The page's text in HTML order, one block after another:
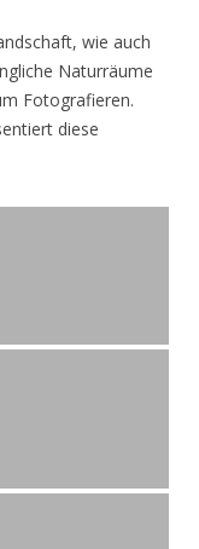
wie auch
Naturräume
Fotografieren.
diese